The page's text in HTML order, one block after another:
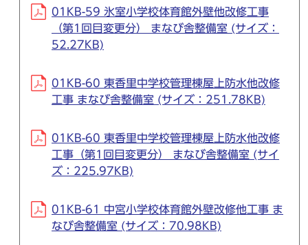
01KB-59 氷室小学校体育館外壁他改修工事
（第1回目変更分） まなび舎整備室 (サイズ：
52.27KB)
01KB-60 東香里中学校管理棟屋上防水他改修
工事 まなび舎整備室 (サイズ：251.78KB)
01KB-60 東香里中学校管理棟屋上防水他改修
工事（第1回目変更分） まなび舎整備室 (サイ
ズ：225.97KB)
01KB-61 中宮小学校体育館外壁改修他工事 ま
なび舎整備室 (サイズ：70.98KB)